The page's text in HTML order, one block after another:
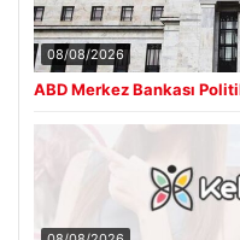
08/08/2026
ABD Merkez Bankası